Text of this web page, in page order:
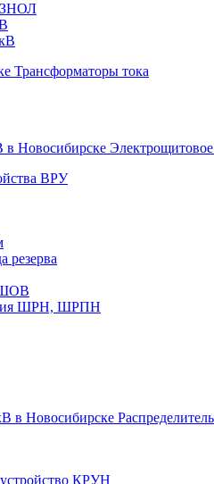
Трансформаторы тока
ВРУ
резерва
ШОВ
ШРН, ШРПН
КРУН